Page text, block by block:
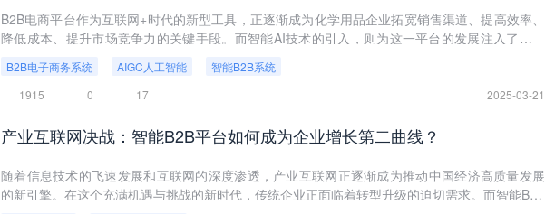
B2B电商平台作为互联网+时代的新型工具，正逐渐成为化学用品企业拓宽销售渠道、提高效率、
降低成本、提升市场竞争力的关键手段。而智能AI技术的引入，则为这一平台的发展注入了新的
统与智能AI技术的结合，以及它为行业带来的变革与发展。
B2B电子商务系统 AIGC人工智能
智能B2B系统
1915
0 17 2025-03-21
产业互联网决战：智能B2B平台如何成为企业增长第二曲线？
随着信息技术的飞速发展和互联网的深度渗透，产业互联网正逐渐成为推动中国经济高质量发展
的新引擎。在这个充满机遇与挑战的新时代，传统企业正面临着转型升级的迫切需求。而智能B2B